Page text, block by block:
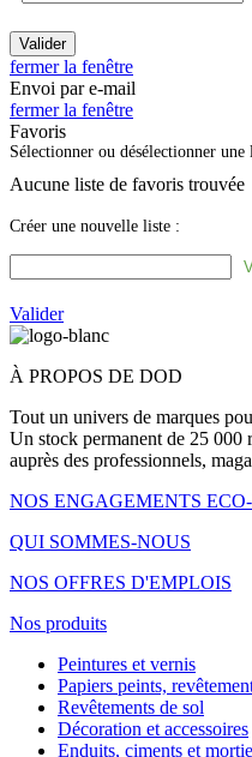
fermer la fenêtre
Envoi par e-mail
fermer la fenêtre
Favoris
Sélectionner ou désélectionner une
Aucune liste de favoris trouvée
Créer une nouvelle liste :
Valider
À PROPOS DE DOD
Tout un univers de marques
Un stock permanent de 25 000
auprès des professionnels,
NOS ENGAGEMENTS
QUI SOMMES-NOUS
NOS OFFRES D'EMPLOIS
Nos produits
Peintures et vernis
Papiers peints,
Revêtements de sol
Décoration et accessoires
Enduits, ciments et